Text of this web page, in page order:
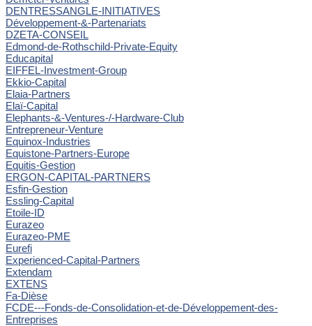
DENTRESSANGLE-INITIATIVES
Développement-&-Partenariats
DZETA-CONSEIL
Edmond-de-Rothschild-Private-Equity
Educapital
EIFFEL-Investment-Group
Ekkio-Capital
Elaia-Partners
Elaï-Capital
Elephants-&-Ventures-/-Hardware-Club
Entrepreneur-Venture
Equinox-Industries
Equistone-Partners-Europe
Equitis-Gestion
ERGON-CAPITAL-PARTNERS
Esfin-Gestion
Essling-Capital
Etoile-ID
Eurazeo
Eurazeo-PME
Eurefi
Experienced-Capital-Partners
Extendam
EXTENS
Fa-Dièse
FCDE---Fonds-de-Consolidation-et-de-Développement-des-
Entreprises